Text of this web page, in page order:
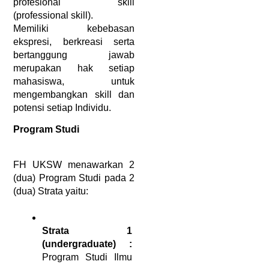
profesional skill
(professional skill).
Memiliki kebebasan
ekspresi, berkreasi serta
bertanggung jawab
merupakan hak setiap
mahasiswa, untuk
mengembangkan skill dan
potensi setiap Individu.
Program Studi
FH UKSW menawarkan 2
(dua) Program Studi pada 2
(dua) Strata yaitu:
Strata 1
(undergraduate) :
Program Studi Ilmu